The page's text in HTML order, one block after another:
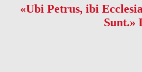
«Ubi Petrus, ibi
Sunt.»